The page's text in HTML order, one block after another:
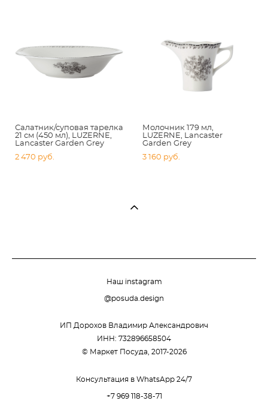
Салатник/суповая тарелка
21 см (450 мл), LUZERNE,
Lancaster Garden Grey
2 470 pуб.
Молочник 179 мл,
LUZERNE, Lancaster
Garden Grey
3 160 pуб.
Наш instagram
@posuda.design
ИП Дорохов Владимир Александрович
ИНН: 732896658504
© Маркет Посуда, 2017-2026
Консультация в WhatsApp 24/7
+7 969 118-38-71